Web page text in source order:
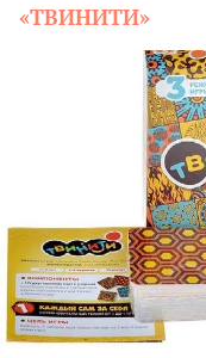
«ТВИНИТИ»